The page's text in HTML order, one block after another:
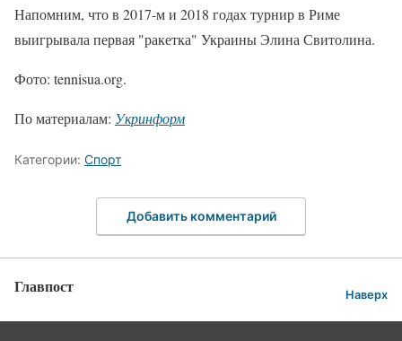
Напомним, что в 2017-м и 2018 годах турнир в Риме
выигрывала первая "ракетка" Украины Элина Свитолина.
Фото: tennisua.org.
По материалам: Укринформ
Категории: Спорт
Добавить комментарий
Главпост Наверх